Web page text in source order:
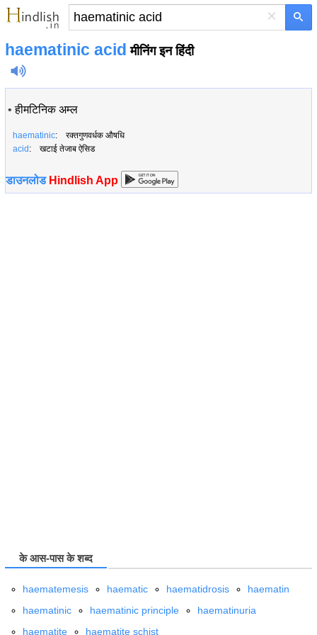
×
haematinic acid मीनिंग इन हिंदी
•हीमटिनिक अम्ल
haematinic: रक्तगुणवर्धक औषधि
acid : खटाई तेजाब ऐसिड
डाउनलोड Hindlish App
के आस-पास के शब्द
haematemesis haematic haematidrosis
haematin
haematinic
haematinic principle
haematinuria
haematite
haematite schist